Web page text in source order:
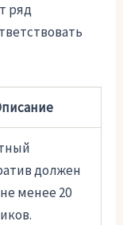
ряд
должен
менее 20